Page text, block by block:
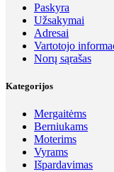
Paskyra
Užsakymai
Adresai
Vartotojo
Norų sąrašas
Kategorijos
Mergaitėms
Berniukams
Moterims
Vyrams
Išpardavimas